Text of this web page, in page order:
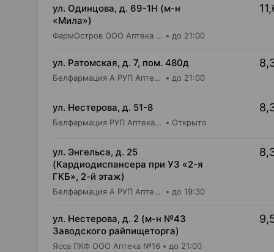
ул. Одинцова, д. 69-1Н (м-н
«Мила»)
ФармОстров ООО Аптека №16 на Одинцова до 21:00
ул. Ратомская, д. 7, пом. 480д
Белфармация А РУП Аптека №59 до 21:00
ул. Нестерова, д. 51-8
Белфармация РУП Аптека №90 Открыто
ул. Энгельса, д. 25
(Кардиодиспансера при УЗ «2-я
ГКБ», 2-й этаж)
Белфармация А РУП Аптека №88 до 19:30
ул. Нестерова, д. 2 (м-н №43
Заводского райпищеторга)
Ясса ПКФ ООО Аптека №16 до 21:00